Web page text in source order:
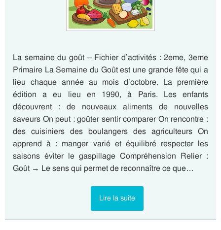
La semaine du goût – Fichier d’activités : 2eme, 3eme
Primaire La Semaine du Goût est une grande fête qui a
lieu chaque année au mois d’octobre. La première
édition a eu lieu en 1990, à Paris. Les enfants
découvrent : de nouveaux aliments de nouvelles
saveurs On peut : goûter sentir comparer On rencontre :
des cuisiniers des boulangers des agriculteurs On
apprend à : manger varié et équilibré respecter les
saisons éviter le gaspillage Compréhension Relier :
Goût → Le sens qui permet de reconnaître ce que…
Lire la suite